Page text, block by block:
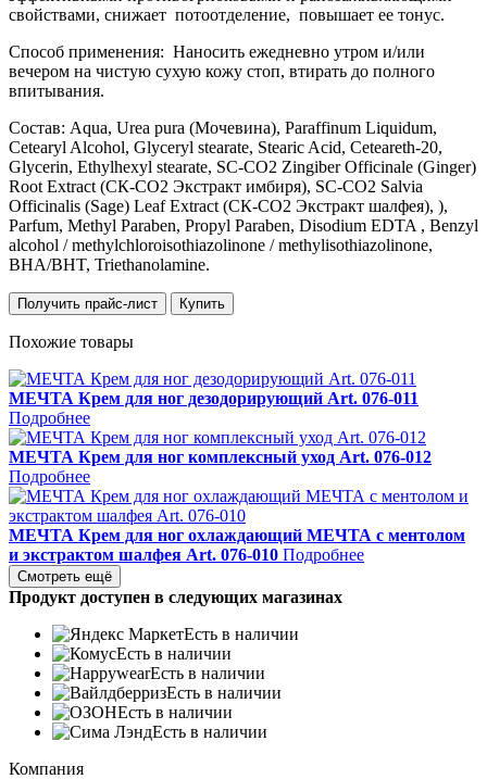
свойствами, снижает потоотделение, повышает ее тонус.
Способ применения: Наносить ежедневно утром и/или
вечером на чистую сухую кожу стоп, втирать до полного
впитывания.
Состав: Aqua, Urea pura (Мочевина), Paraffinum Liquidum,
Cetearyl Alcohol, Glyceryl stearate, Stearic Acid, Ceteareth-20,
Glycerin, Ethylhexyl stearate, SC-CO2 Zingiber Officinale (Ginger)
Root Extract (СК-СО2 Экстракт имбиря), SC-CO2 Salvia
Officinalis (Sage) Leaf Extract (СК-СО2 Экстракт шалфея), ),
Parfum, Methyl Paraben, Propyl Paraben, Disodium EDTA , Benzyl
alcohol / methylchloroisothiazolinone / methylisothiazolinone,
BHA/BHT, Triethanolamine.
Получить прайс-лист Купить
Похожие товары
МЕЧТА Крем для ног дезодорирующий Art. 076-011
Подробнее
МЕЧТА Крем для ног комплексный уход Art. 076-012
Подробнее
МЕЧТА Крем для ног охлаждающий МЕЧТА с ментолом
и экстрактом шалфея Art. 076-010 Подробнее
Смотреть ещё
Продукт доступен в следующих магазинах
Есть в наличии
Есть в наличии
Есть в наличии
Есть в наличии
Есть в наличии
Есть в наличии
Компания